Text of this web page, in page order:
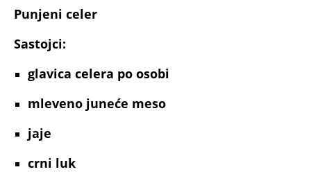
Punjeni celer
Sastojci:
glavica celera po osobi
mleveno juneće meso
jaje
crni luk